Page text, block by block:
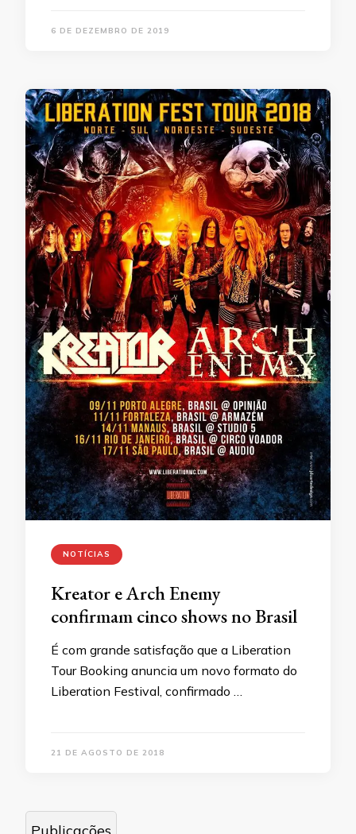
6 DE DEZEMBRO DE 2019
NOTÍCIAS
Kreator e Arch Enemy
confirmam cinco shows no Brasil
É com grande satisfação que a Liberation
Tour Booking anuncia um novo formato do
Liberation Festival, confirmado …
21 DE AGOSTO DE 2018
Navegação